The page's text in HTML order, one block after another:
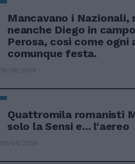
Mancavano i Nazionali,
neanche Diego in
Perosa, così come ogni
comunque festa.
16/08/2009
Quattromila romanisti
solo la Sensi e... l'aereo
08/04/2008